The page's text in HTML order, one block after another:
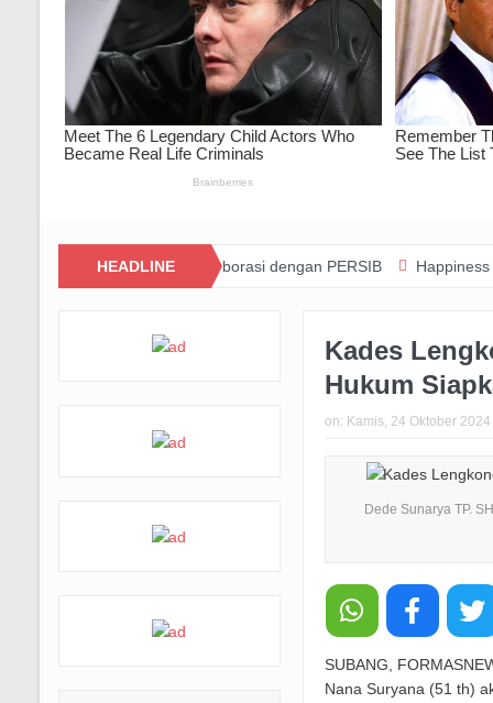
HEADLINE
Inovasi dan Kolaborasi dengan PERSIB Happiness Yard Vol.
Kades
Hukum
on: Kamis, 24 Oktober 2024
Dede Sunarya TP.
SUBANG,
Nana Suryana (51 th)